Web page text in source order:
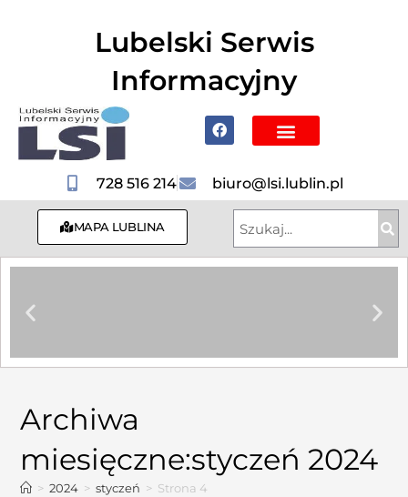
Lubelski Serwis
Informacyjny
728 516 214 biuro@lsi.lublin.pl
MAPA LUBLINA
Archiwa
miesięczne:styczeń 2024
> 2024 > styczeń > Strona 4